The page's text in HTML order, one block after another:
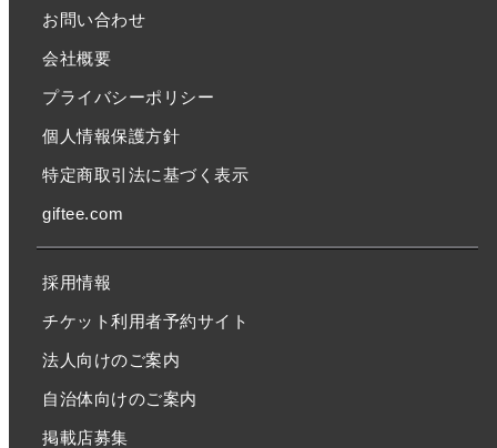
お問い合わせ
会社概要
プライバシーポリシー
個人情報保護方針
特定商取引法に基づく表示
giftee.com
採用情報
チケット利用者予約サイト
法人向けのご案内
自治体向けのご案内
掲載店募集